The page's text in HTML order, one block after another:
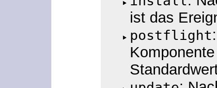
ist das
postflight